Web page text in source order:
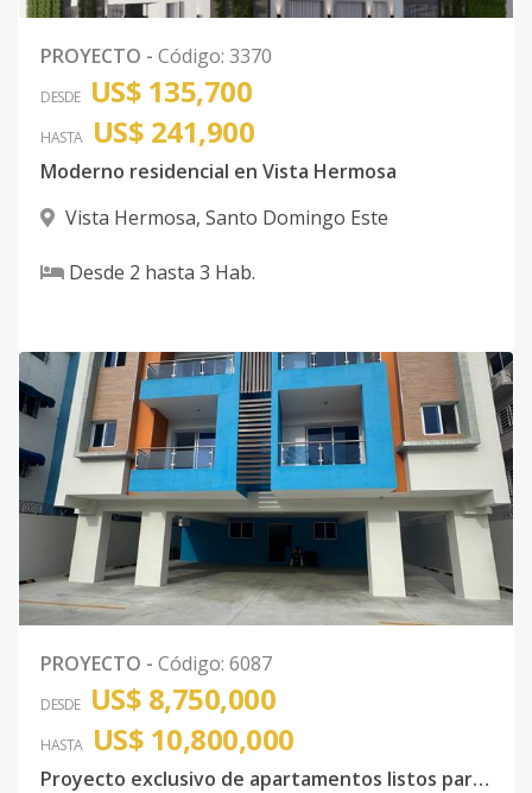
PROYECTO - Código: 3370
DESDE US$ 135,700
HASTA US$ 241,900
Moderno residencial en Vista Hermosa
Vista Hermosa, Santo Domingo Este
Desde 2 hasta 3 Hab.
PROYECTO - Código: 6087
DESDE US$ 8,750,000
HASTA US$ 10,800,000
Proyecto exclusivo de apartamentos listos para entrega